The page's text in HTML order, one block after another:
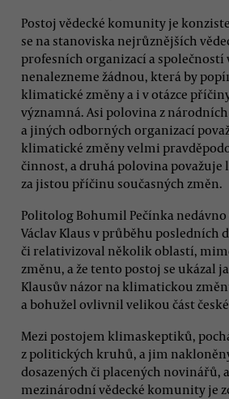
Postoj vědecké komunity je
se na stanoviska nejrůznějších
profesních organizací a společností
nenalezneme žádnou, která by
klimatické změny a i v otázce
významná. Asi polovina z
a jiných odborných organizací
klimatické změny velmi
činnost, a druhá polovina
za jistou příčinu současných změn.
Politolog Bohumil Pečínka nedávno
Václav Klaus v průběhu posledních
či relativizoval několik oblastí,
změnu, a že tento postoj se ukázal
Klausův názor na klimatickou
a bohužel ovlivnil velikou část
Mezi postojem klimaskeptiků,
z politických kruhů, a jim
dosazených či placených novinářů,
mezinárodní vědecké komunity je